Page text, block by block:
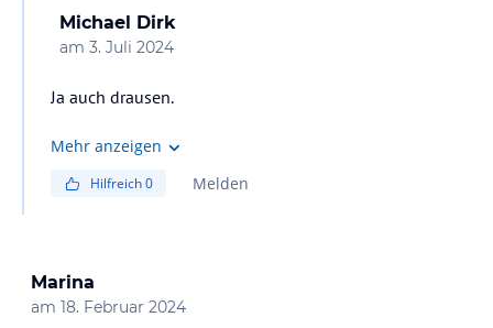
Michael Dirk
am 3. Juli 2024
Ja auch drausen.
Mehr anzeigen
Hilfreich0 Melden
Marina
am 18. Februar 2024